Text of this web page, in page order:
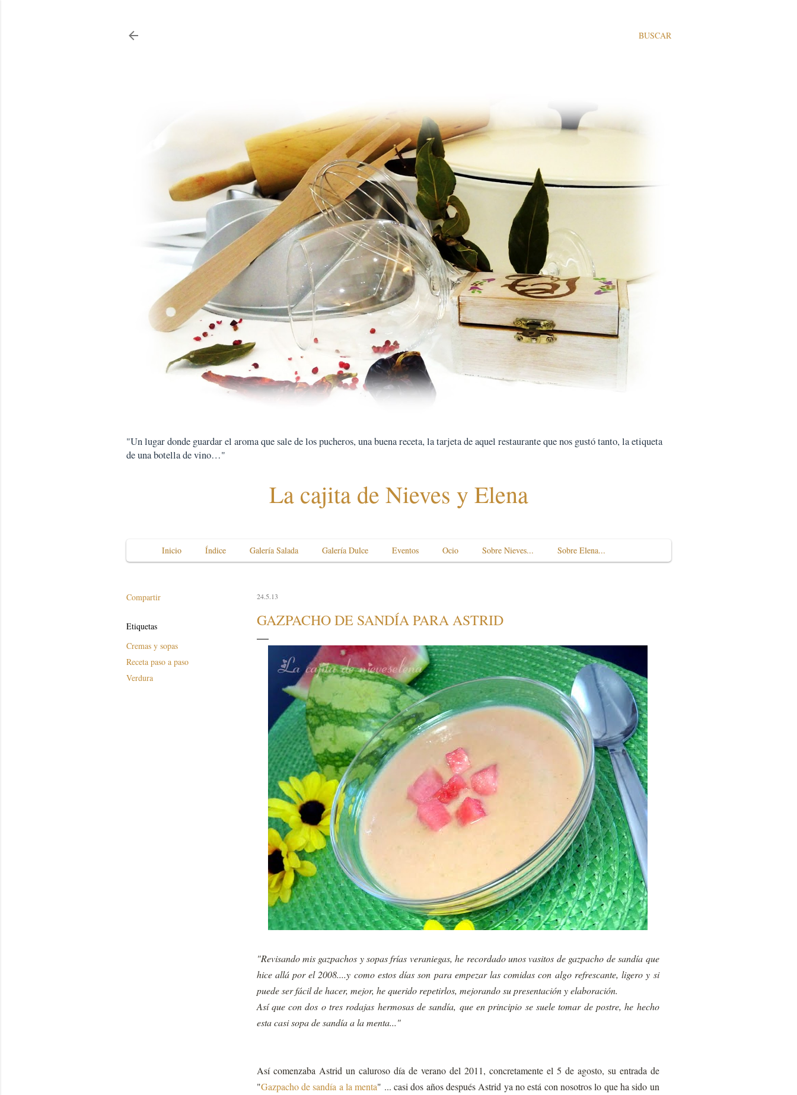
BUSCAR
"Un lugar donde guardar el aroma que sale de los pucheros, una buena receta, la tarjeta de aquel restaurante que nos gustó tanto, la etiqueta
de una botella de vino…"
La cajita de Nieves y Elena
Inicio Índice Galería Salada Galería Dulce Eventos Ocio Sobre Nieves... Sobre Elena...
Compartir
Etiquetas
Cremas y sopas
Receta paso a paso
Verdura
24.5.13
GAZPACHO DE SANDÍA PARA ASTRID
"Revisando mis gazpachos y sopas frías veraniegas, he recordado unos vasitos de gazpacho de sandía que
hice allá por el 2008....y como estos días son para empezar las comidas con algo refrescante, ligero y si
puede ser fácil de hacer, mejor, he querido repetirlos, mejorando su presentación y elaboración.
Así que con dos o tres rodajas hermosas de sandía, que en principio se suele tomar de postre, he hecho
esta casi sopa de sandía a la menta..."
Así comenzaba Astrid un caluroso día de verano del 2011, concretamente el 5 de agosto, su entrada de
"Gazpacho de sandía a la menta" ... casi dos años después Astrid ya no está con nosotros lo que ha sido un